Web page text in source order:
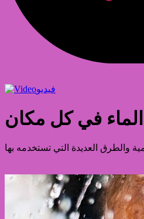
فيديو